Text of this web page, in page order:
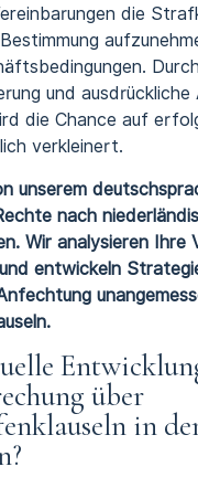
die
und ausdrückliche
die Chance auf
verkleinert.
unserem
nach
Wir analysieren Ihre
entwickeln
über
in